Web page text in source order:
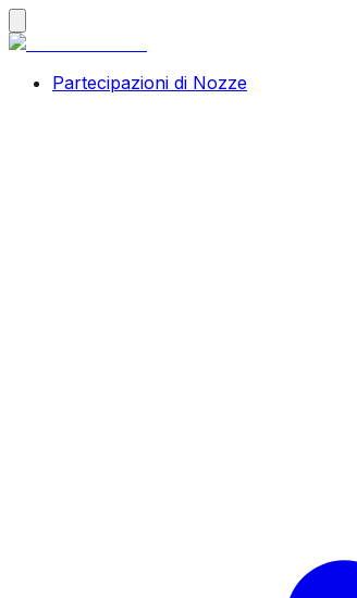
Partecipazioni di Nozze